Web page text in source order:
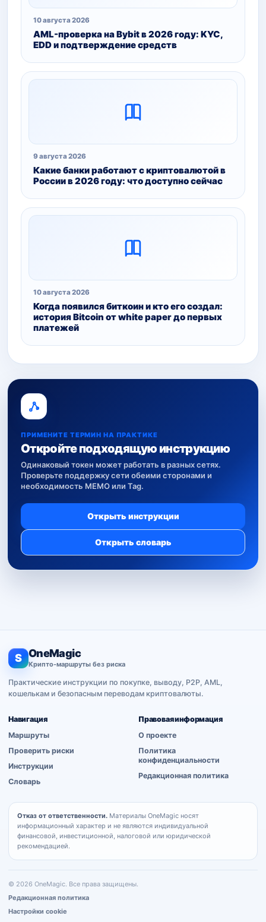
10 августа 2026
AML-проверка на Bybit в 2026 году: KYC,
EDD и подтверждение средств
9 августа 2026
Какие банки работают с криптовалютой в
России в 2026 году: что доступно сейчас
10 августа 2026
Когда появился биткоин и кто его создал:
история Bitcoin от white paper до первых
платежей
ПРИМЕНИТЕ ТЕРМИН НА ПРАКТИКЕ
Откройте подходящую инструкцию
Одинаковый токен может работать в разных сетях.
Проверьте поддержку сети обеими сторонами и
необходимость MEMO или Tag.
Открыть инструкции
Открыть словарь
S OneMagic
Крипто-маршруты без риска
Практические инструкции по покупке, выводу, P2P, AML,
кошелькам и безопасным переводам криптовалюты.
Навигация
Маршруты
Проверить риски
Инструкции
Словарь
Правовая информация
О проекте
Политика
конфиденциальности
Редакционная политика
Отказ от ответственности. Материалы OneMagic носят
информационный характер и не являются индивидуальной
финансовой, инвестиционной, налоговой или юридической
рекомендацией.
© 2026 OneMagic. Все права защищены.
Редакционная политика
Настройки cookie